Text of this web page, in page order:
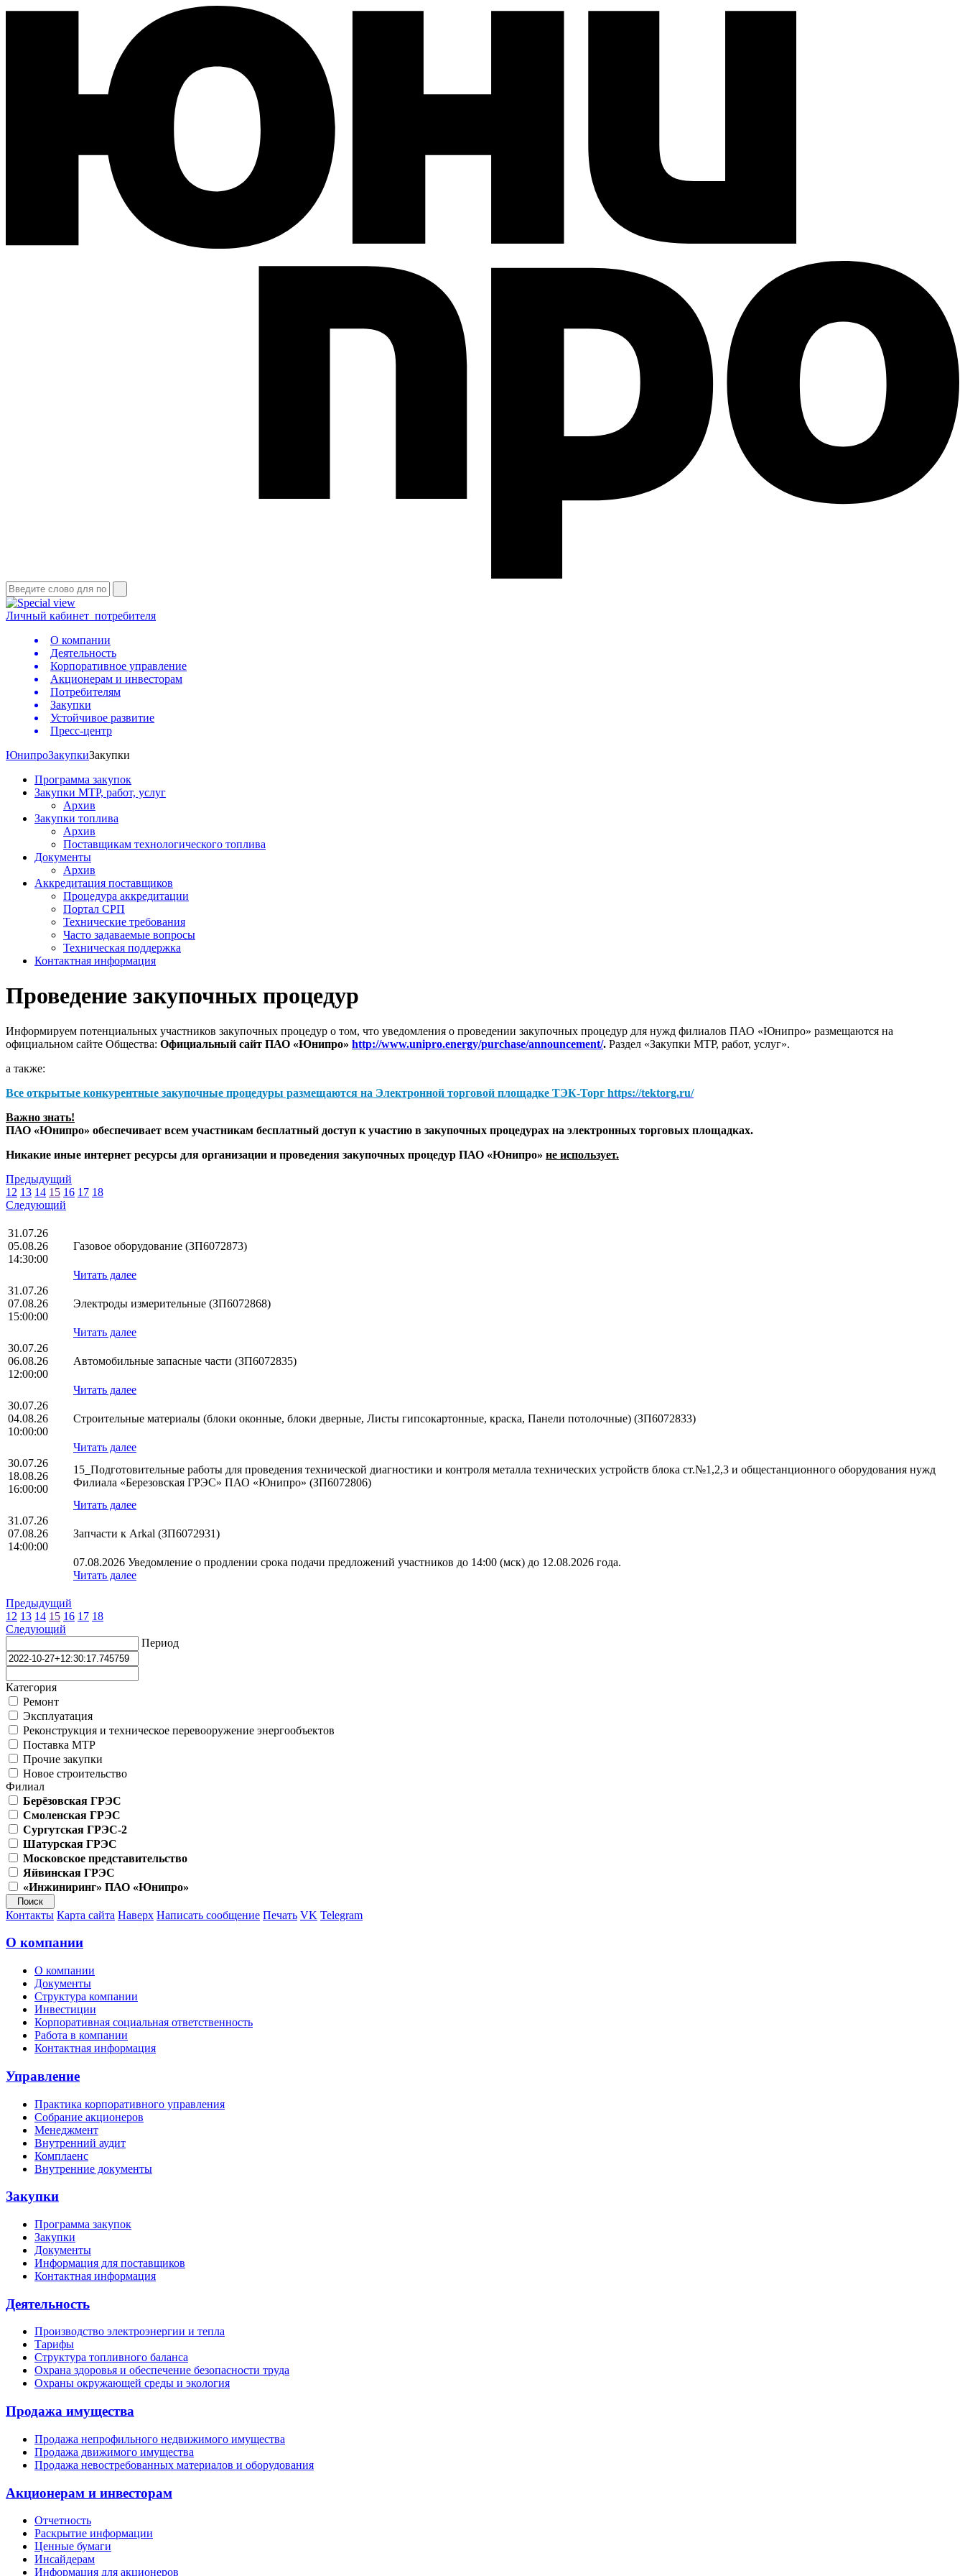
Личный кабинет потребителя
О компании
Деятельность
Корпоративное управление
Акционерам и инвесторам
Потребителям
Закупки
Устойчивое развитие
Пресс-центр
ЮнипроЗакупкиЗакупки
Программа закупок
Закупки МТР, работ, услуг
Архив
Закупки топлива
Архив
Поставщикам технологического топлива
Документы
Архив
Аккредитация поставщиков
Процедура аккредитации
Портал СРП
Технические требования
Часто задаваемые вопросы
Техническая поддержка
Контактная информация
Проведение закупочных процедур
Информируем потенциальных участников закупочных процедур о том, что уведомления о проведении закупочных процедур для нужд филиалов ПАО «Юнипро» размещаются на
официальном сайте Общества: Официальный сайт ПАО «Юнипро» http://www.unipro.energy/purchase/announcement/. Раздел «Закупки МТР, работ, услуг».
а также:
Все открытые конкурентные закупочные процедуры размещаются на Электронной торговой площадке ТЭК-Торг https://tektorg.ru/
Важно знать!
ПАО «Юнипро» обеспечивает всем участникам бесплатный доступ к участию в закупочных процедурах на электронных торговых площадках.
Никакие иные интернет ресурсы для организации и проведения закупочных процедур ПАО «Юнипро» не использует.
Предыдущий
12 13 14 15 16 17 18
Следующий
31.07.26
05.08.26
14:30:00
Газовое оборудование (ЗП6072873)
Читать далее
31.07.26
07.08.26
15:00:00
Электроды измерительные (ЗП6072868)
Читать далее
30.07.26
06.08.26
12:00:00
Автомобильные запасные части (ЗП6072835)
Читать далее
30.07.26
04.08.26
10:00:00
Строительные материалы (блоки оконные, блоки дверные, Листы гипсокартонные, краска, Панели потолочные) (ЗП6072833)
Читать далее
30.07.26
18.08.26
16:00:00
15_Подготовительные работы для проведения технической диагностики и контроля металла технических устройств блока ст.№1,2,3 и общестанционного оборудования нужд
Филиала «Березовская ГРЭС» ПАО «Юнипро» (ЗП6072806)
Читать далее
31.07.26
07.08.26
14:00:00
Запчасти к Arkal (ЗП6072931)
07.08.2026 Уведомление о продлении срока подачи предложений участников до 14:00 (мск) до 12.08.2026 года.
Читать далее
Предыдущий
12 13 14 15 16 17 18
Следующий
Период
Категория
Ремонт
Эксплуатация
Реконструкция и техническое перевооружение энергообъектов
Поставка МТР
Прочие закупки
Новое строительство
Филиал
Берёзовская ГРЭС
Смоленская ГРЭС
Сургутская ГРЭС-2
Шатурская ГРЭС
Московское представительство
Яйвинская ГРЭС
«Инжиниринг» ПАО «Юнипро»
Контакты Карта сайта Наверх Написать сообщение Печать VK Telegram
О компании
О компании
Документы
Структура компании
Инвестиции
Корпоративная социальная ответственность
Работа в компании
Контактная информация
Управление
Практика корпоративного управления
Собрание акционеров
Менеджмент
Внутренний аудит
Комплаенс
Внутренние документы
Закупки
Программа закупок
Закупки
Документы
Информация для поставщиков
Контактная информация
Деятельность
Производство электроэнергии и тепла
Тарифы
Структура топливного баланса
Охрана здоровья и обеспечение безопасности труда
Охраны окружающей среды и экология
Продажа имущества
Продажа непрофильного недвижимого имущества
Продажа движимого имущества
Продажа невостребованных материалов и оборудования
Акционерам и инвесторам
Отчетность
Раскрытие информации
Ценные бумаги
Инсайдерам
Информация для акционеров